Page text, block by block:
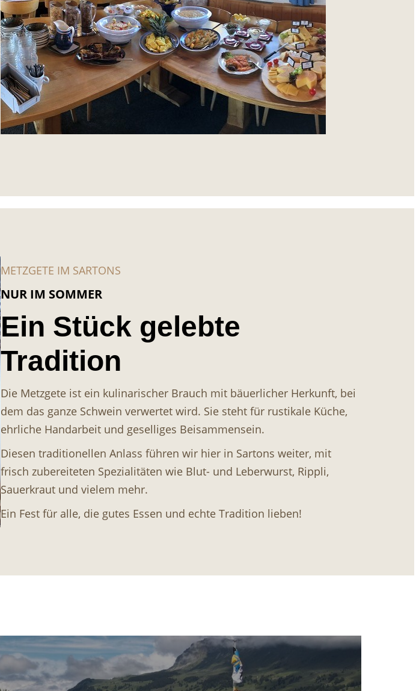
METZGETE IM SARTONS
NUR IM SOMMER
Ein Stück gelebte
Tradition
Die Metzgete ist ein kulinarischer Brauch mit bäuerlicher Herkunft, bei
dem das ganze Schwein verwertet wird. Sie steht für rustikale Küche,
ehrliche Handarbeit und geselliges Beisammensein.
Diesen traditionellen Anlass führen wir hier in Sartons weiter, mit
frisch zubereiteten Spezialitäten wie Blut- und Leberwurst, Rippli,
Sauerkraut und vielem mehr.
Ein Fest für alle, die gutes Essen und echte Tradition lieben!